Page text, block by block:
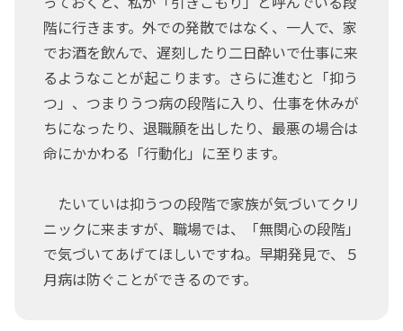
階に行きます。外での発散ではなく、一人で、家
でお酒を飲んで、遅刻したり二日酔いで仕事に来
るようなことが起こります。さらに進むと「抑う
つ」、つまりうつ病の段階に入り、仕事を休みが
ちになったり、退職願を出したり、最悪の場合は
命にかかわる「行動化」に至ります。
たいていは抑うつの段階で家族が気づいてクリ
ニックに来ますが、職場では、「無関心の段階」
で気づいてあげてほしいですね。早期発見で、５
月病は防ぐことができるのです。